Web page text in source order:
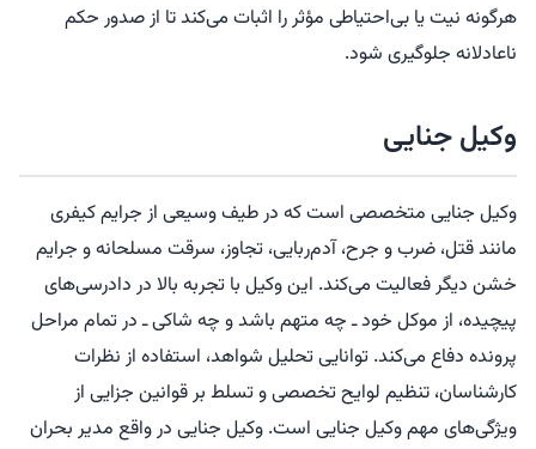
هرگونه نیت یا بی‌احتیاطی مؤثر را اثبات می‌کند تا از صدور حکم
ناعادلانه جلوگیری شود.
وکیل جنایی
وکیل جنایی متخصصی است که در طیف وسیعی از جرایم کیفری
مانند قتل، ضرب و جرح، آدم‌ربایی، تجاوز، سرقت مسلحانه و جرایم
خشن دیگر فعالیت می‌کند. این وکیل با تجربه بالا در دادرسی‌های
پیچیده، از موکل خود ـ چه متهم باشد و چه شاکی ـ در تمام مراحل
پرونده دفاع می‌کند. توانایی تحلیل شواهد، استفاده از نظرات
کارشناسان، تنظیم لوایح تخصصی و تسلط بر قوانین جزایی از
ویژگی‌های مهم وکیل جنایی است. وکیل جنایی در واقع مدیر بحران